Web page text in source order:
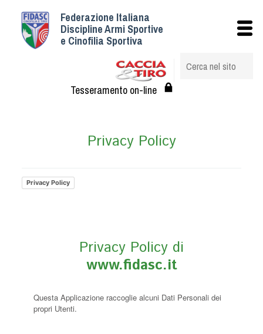
Federazione Italiana
Discipline Armi Sportive
e Cinofilia Sportiva
Tesseramento on-line
Privacy Policy
Privacy Policy
Privacy Policy di
www.fidasc.it
Questa Applicazione raccoglie alcuni Dati Personali dei
propri Utenti.
Istituzionale
Struttura
Albo Veterinari federali
Statuto e Regolamenti
Tesserati
Albo Fornitori
Scuole Federali